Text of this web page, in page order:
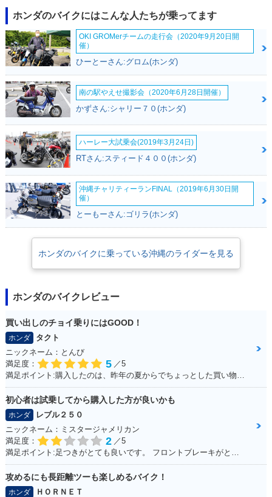
ホンダのバイクにはこんな人たちが乗ってます
OKI GROMerチームの走行会（2020年9月20日開
催）
ひーとーさん:グロム(ホンダ)
南の駅やえせ撮影会（2020年6月28日開催）
かずさん:シャリー７０(ホンダ)
ハーレー大試乗会(2019年3月24日)
RTさん:スティード４００(ホンダ)
沖縄チャリティーランFINAL（2019年6月30日開
催）
とーもーさん:ゴリラ(ホンダ)
ホンダのバイクに乗っている沖縄のライダーを見る
ホンダのバイクレビュー
買い出しのチョイ乗りにはGOOD！
ホンダ
タクト
ニックネーム：とんび
満足度：
5 ／5
初心者は試乗してから購入した方が良いかも
ホンダ
レブル２５０
ニックネーム：ミスタージャメリカン
満足度：
2 ／5
攻めるにも長距離ツーも楽しめるバイク！
ホンダ
ＨＯＲＮＥＴ